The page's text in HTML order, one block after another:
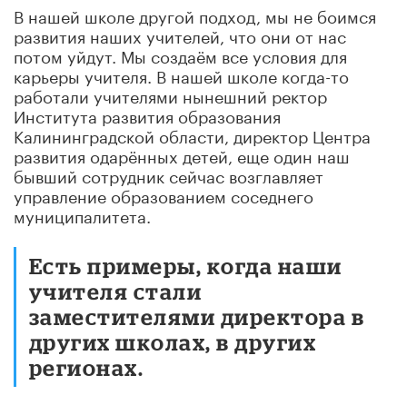
В нашей школе другой подход, мы не боимся
развития наших учителей, что они от нас
потом уйдут. Мы создаём все условия для
карьеры учителя. В нашей школе когда-то
работали учителями нынешний ректор
Института развития образования
Калининградской области, директор Центра
развития одарённых детей, еще один наш
бывший сотрудник сейчас возглавляет
управление образованием соседнего
муниципалитета.
Есть примеры, когда наши
учителя стали
заместителями директора в
других школах, в других
регионах.